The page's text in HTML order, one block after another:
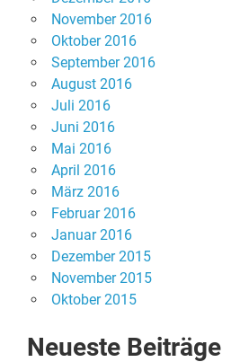
November 2016
Oktober 2016
September 2016
August 2016
Juli 2016
Juni 2016
Mai 2016
April 2016
März 2016
Februar 2016
Januar 2016
Dezember 2015
November 2015
Oktober 2015
Neueste Beiträge